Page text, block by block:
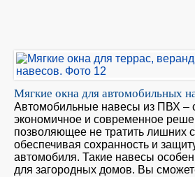
Мягкие окна для автомобильных
Автомобильные навесы из ПВХ –
экономичное и современное
позволяющее не тратить лишних
обеспечивая сохранность и
автомобиля. Такие навесы
для загородных домов. Вы